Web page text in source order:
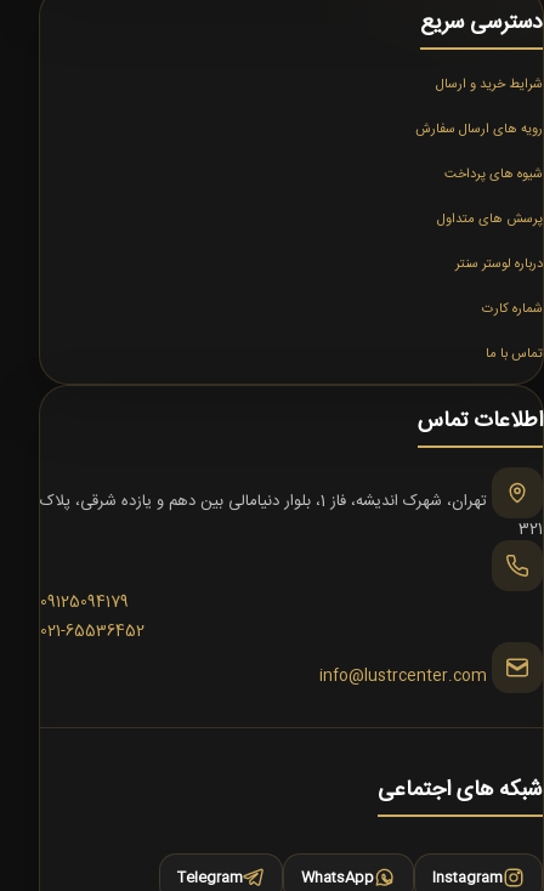
دسترسی سریع
شرایط خرید و ارسال
رویه های ارسال سفارش
شیوه های پرداخت
پرسش های متداول
درباره لوستر سنتر
شماره کارت
تماس با ما
اطلاعات تماس
تهران، شهرک اندیشه، فاز 1، بلوار دنیامالی بین دهم و یازده شرقی، پلاک
321
09125094179
021-65536452
info@lustrcenter.com
شبکه های اجتماعی
Instagram
WhatsApp
Telegram